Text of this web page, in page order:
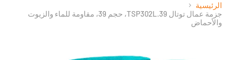
الرئيسية
جزمة عمال توتال TSP302L.39، حجم 39، مقاومة للماء والزيوت
والأحماض